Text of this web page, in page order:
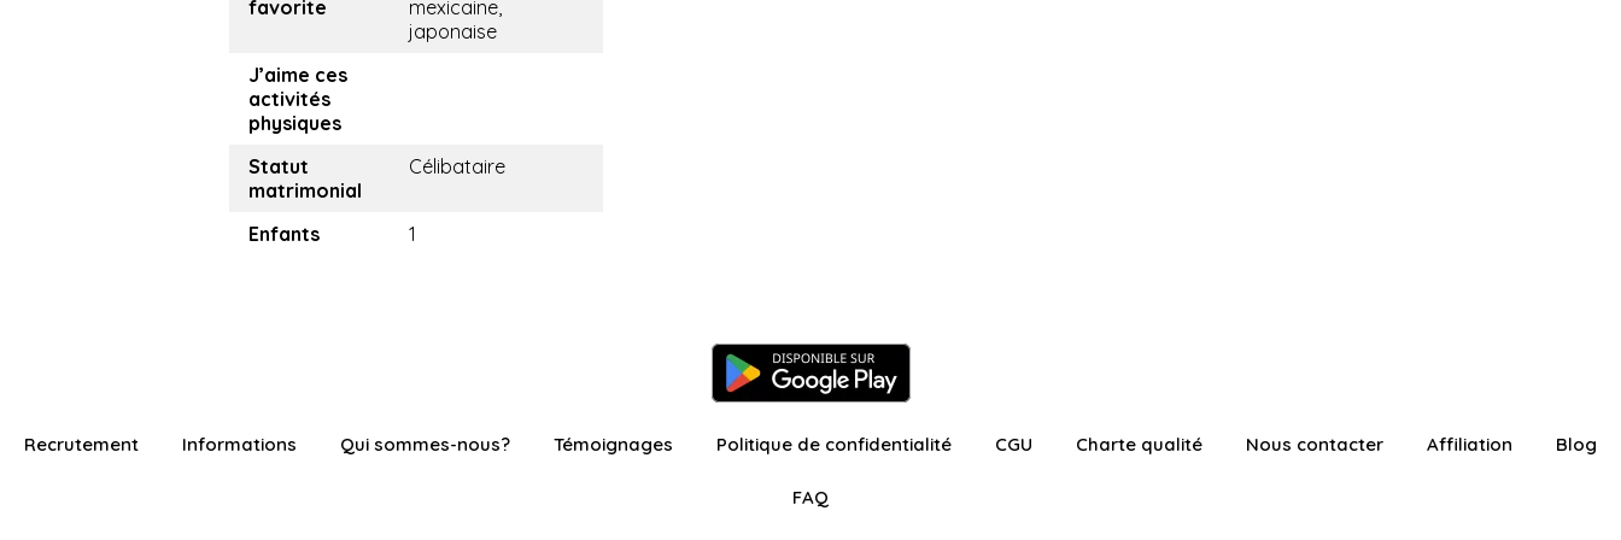
favorite
mexicaine,
japonaise
J’aime ces
activités
physiques
Statut
matrimonial
Célibataire
Enfants 1
Recrutement Informations Qui sommes-nous? Témoignages Politique de confidentialité CGU Charte qualité Nous contacter Affiliation Blog
FAQ